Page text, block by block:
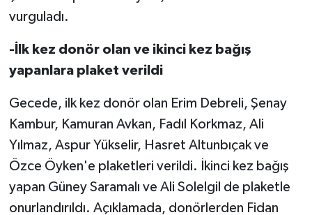
vurguladı.
-İlk kez donör olan ve ikinci kez bağış
yapanlara plaket verildi
Gecede, ilk kez donör olan Erim Debreli, Şenay
Kambur, Kamuran Avkan, Fadıl Korkmaz, Ali
Yılmaz, Aspur Yükselir, Hasret Altunbıçak ve
Özce Öyken'e plaketleri verildi. İkinci kez bağış
yapan Güney Saramalı ve Ali Solelgil de plaketle
onurlandırıldı. Açıklamada, donörlerden Fidan